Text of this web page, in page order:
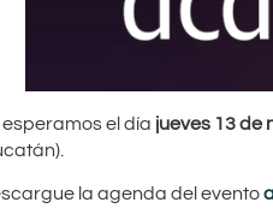
esperamos el día jueves 13 de
la agenda del evento